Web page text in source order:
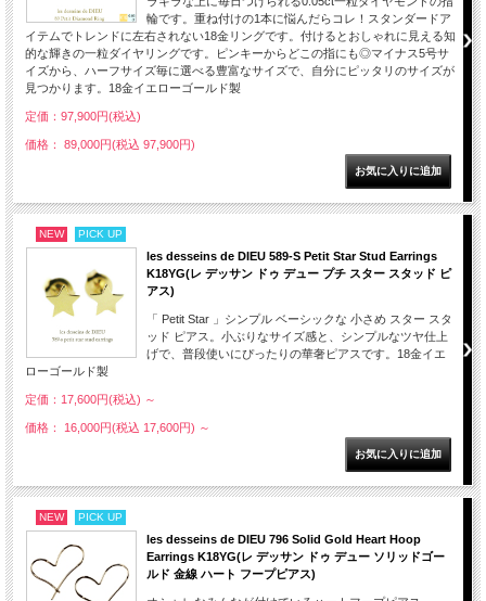
輪です。重ね付けの1本に悩んだらコレ！スタンダードア
イテムでトレンドに左右されない18金リングです。付けるとおしゃれに見える知
的な輝きの一粒ダイヤリングです。ピンキーからどこの指にも◎マイナス5号サ
イズから、ハーフサイズ毎に選べる豊富なサイズで、自分にピッタリのサイズが
見つかります。18金イエローゴールド製
定価：97,900円(税込)
価格： 89,000円(税込 97,900円)
NEW PICK UP
les desseins de DIEU 589-S Petit Star Stud Earrings
K18YG(レ デッサン ドゥ デュー プチ スター スタッド ピ
アス)
「 Petit Star 」シンプル ベーシックな 小さめ スター スタ
ッド ピアス。小ぶりなサイズ感と、シンプルなツヤ仕上
げで、普段使いにぴったりの華奢ピアスです。18金イエ
ローゴールド製
定価：17,600円(税込) ～
価格： 16,000円(税込 17,600円) ～
NEW PICK UP
les desseins de DIEU 796 Solid Gold Heart Hoop
Earrings K18YG(レ デッサン ドゥ デュー ソリッドゴー
ルド 金線 ハート フープピアス)